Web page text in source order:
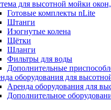
для высотной мойки
Готовые комплекты nLite
Штанги
Изогнутые колена
Щётки
Шланги
Фильтры для воды
Дополнительные
оборудования для
Аренда оборудования для
Дополнительное